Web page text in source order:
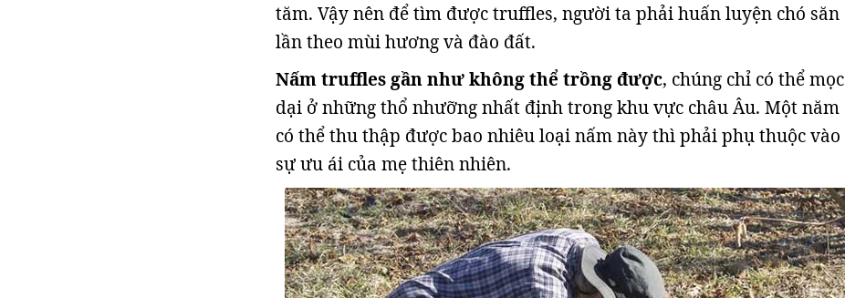
tăm. Vậy nên để tìm được truffles, người ta phải huấn luyện chó săn
lần theo mùi hương và đào đất.
Nấm truffles gần như không thể trồng được, chúng chỉ có thể mọc
dại ở những thổ nhưỡng nhất định trong khu vực châu Âu. Một năm
có thể thu thập được bao nhiêu loại nấm này thì phải phụ thuộc vào
sự ưu ái của mẹ thiên nhiên.